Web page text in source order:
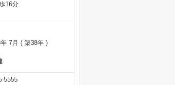
16分
7月 ( 築38年 )
5555